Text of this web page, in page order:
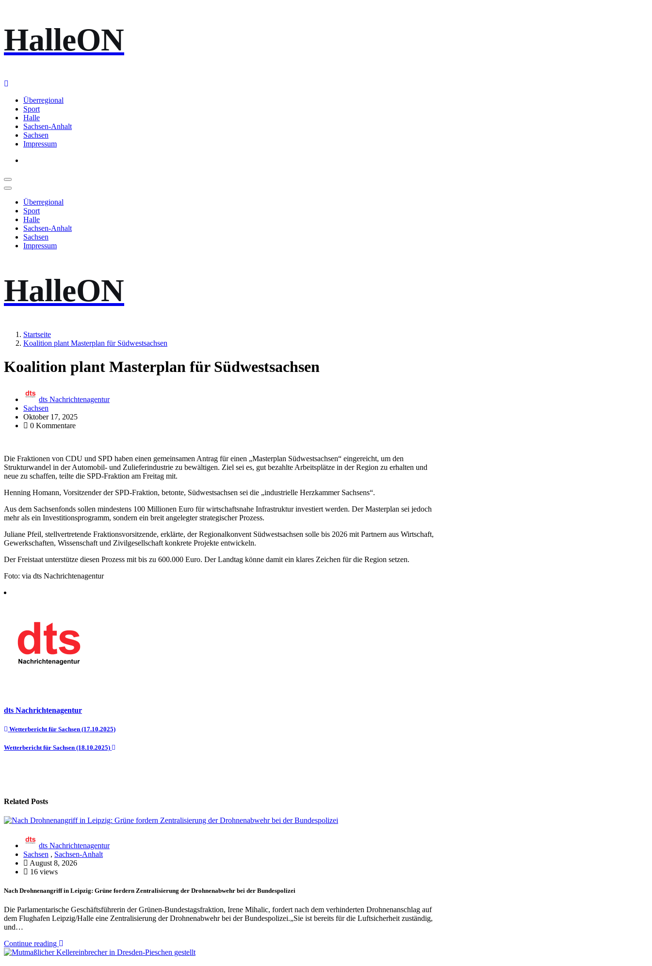
Inhalt
springen
HalleON
Überregional
Sport
Halle
Sachsen-Anhalt
Sachsen
Impressum
Überregional
Sport
Halle
Sachsen-Anhalt
Sachsen
Impressum
HalleON
Startseite
Koalition plant Masterplan für Südwestsachsen
Koalition plant Masterplan für Südwestsachsen
dts Nachrichtenagentur
Sachsen
Oktober 17, 2025
0 Kommentare
Die Fraktionen von CDU und SPD haben einen gemeinsamen Antrag für einen „Masterplan Südwestsachsen“ eingereicht, um den
Strukturwandel in der Automobil- und Zulieferindustrie zu bewältigen. Ziel sei es, gut bezahlte Arbeitsplätze in der Region zu erhalten und
neue zu schaffen, teilte die SPD-Fraktion am Freitag mit.
Henning Homann, Vorsitzender der SPD-Fraktion, betonte, Südwestsachsen sei die „industrielle Herzkammer Sachsens“.
Aus dem Sachsenfonds sollen mindestens 100 Millionen Euro für wirtschaftsnahe Infrastruktur investiert werden. Der Masterplan sei jedoch
mehr als ein Investitionsprogramm, sondern ein breit angelegter strategischer Prozess.
Juliane Pfeil, stellvertretende Fraktionsvorsitzende, erklärte, der Regionalkonvent Südwestsachsen solle bis 2026 mit Partnern aus Wirtschaft,
Gewerkschaften, Wissenschaft und Zivilgesellschaft konkrete Projekte entwickeln.
Der Freistaat unterstütze diesen Prozess mit bis zu 600.000 Euro. Der Landtag könne damit ein klares Zeichen für die Region setzen.
Foto: via dts Nachrichtenagentur
dts Nachrichtenagentur
Beitragsnavigation
Wetterbericht für Sachsen (17.10.2025)
Wetterbericht für Sachsen (18.10.2025)
Related Posts
dts Nachrichtenagentur
Sachsen , Sachsen-Anhalt
August 8, 2026
16 views
Nach Drohnenangriff in Leipzig: Grüne fordern Zentralisierung der Drohnenabwehr bei der Bundespolizei
Die Parlamentarische Geschäftsführerin der Grünen-Bundestagsfraktion, Irene Mihalic, fordert nach dem verhinderten Drohnenanschlag auf
dem Flughafen Leipzig/Halle eine Zentralisierung der Drohnenabwehr bei der Bundespolizei.„Sie ist bereits für die Luftsicherheit zuständig,
und…
Continue reading